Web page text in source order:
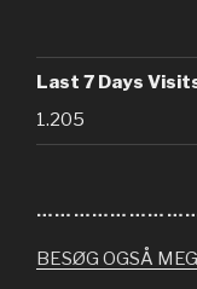
Last 7 Days
1.205
BESØG OGSÅ